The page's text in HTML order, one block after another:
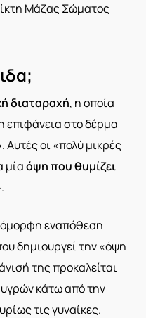
Μάζας Σώματος
διαταραχή, η οποία
επιφάνεια στο δέρμα
. Αυτές οι «πολύ μικρές
μίαόψη που θυμίζει
.
εναπόθεση
δημιουργεί την «όψη
της προκαλείται
κάτω από την
τις γυναίκες.